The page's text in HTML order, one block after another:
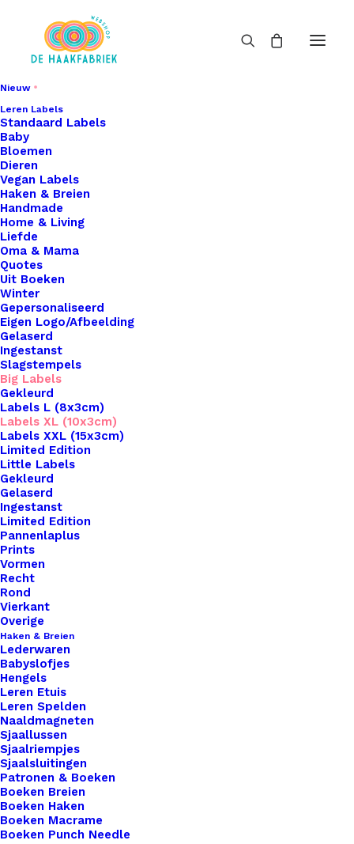
Nieuw
Leren Labels
Standaard Labels
Baby
Bloemen
Dieren
Vegan Labels
Haken & Breien
Handmade
Home & Living
Liefde
Oma & Mama
Quotes
Uit Boeken
Winter
Gepersonaliseerd
Eigen Logo/Afbeelding
Gelaserd
Ingestanst
Slagstempels
Big Labels
Gekleurd
Labels L (8x3cm)
Labels XL (10x3cm)
Labels XXL (15x3cm)
Limited Edition
Little Labels
Gekleurd
Gelaserd
Ingestanst
Limited Edition
Pannenlaplus
Prints
Vormen
Recht
Rond
Vierkant
Overige
Haken & Breien
Lederwaren
Babyslofjes
Hengels
Leren Etuis
Leren Spelden
Naaldmagneten
Sjaallussen
Sjaalriempjes
Sjaalsluitingen
Patronen & Boeken
Boeken Breien
Boeken Haken
Boeken Macrame
Boeken Punch Needle
Home
Leren Labels
Big Labels Met Drukknoop 10x3cm Zwart Lovely
Scarf Wit
Big Labels Met
Drukknoop 10x3cm
Zwart Lovely Scarf
Wit
€3,50
Wil je je handgemaakte haak- en breiwerken naar
een hoger niveau tillen? Overweeg dan onze
prachtige leren labels, de perfecte finishing touch
voor al je creaties. Met onze labels voeg je niet
alleen een professionele uitstraling toe aan je
werk, maar ook een persoonlijk tintje dat jouw
ambachtelijke meesterwerken onderscheidt van